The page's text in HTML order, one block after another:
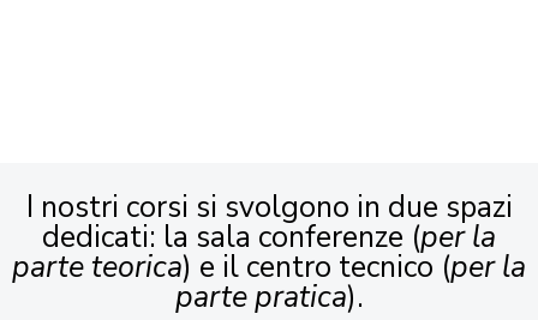
I nostri corsi si svolgono in due spazi
dedicati: la sala conferenze (per la
parte teorica) e il centro tecnico (per la
parte pratica).